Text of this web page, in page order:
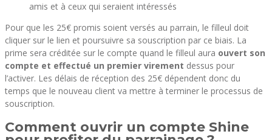
amis et à ceux qui seraient intéressés
Pour que les 25€ promis soient versés au parrain, le filleul doit
cliquer sur le lien et poursuivre sa souscription par ce biais. La
prime sera créditée sur le compte quand le filleul aura ouvert son
compte et effectué un premier virement dessus pour
l’activer. Les délais de réception des 25€ dépendent donc du
temps que le nouveau client va mettre à terminer le processus de
souscription.
Comment ouvrir un compte Shine